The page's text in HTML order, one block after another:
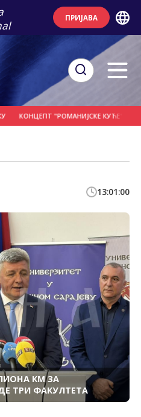
ПРИЈАВА
"РОМАНИЈСКЕ КУЋЕ" -
13:01:00
КМ ЗА
ТРИ ФАКУЛТЕТА